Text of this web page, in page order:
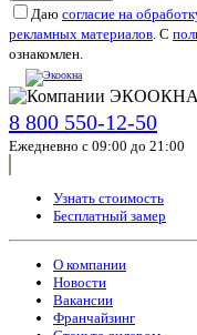
Даю согласие на
рекламных материалов. С
ознакомлен.
8 800 550-12-50
Ежедневно с 09:00 до 21:00
Узнать стоимость
Бесплатный замер
О компании
Новости
Вакансии
Франчайзинг